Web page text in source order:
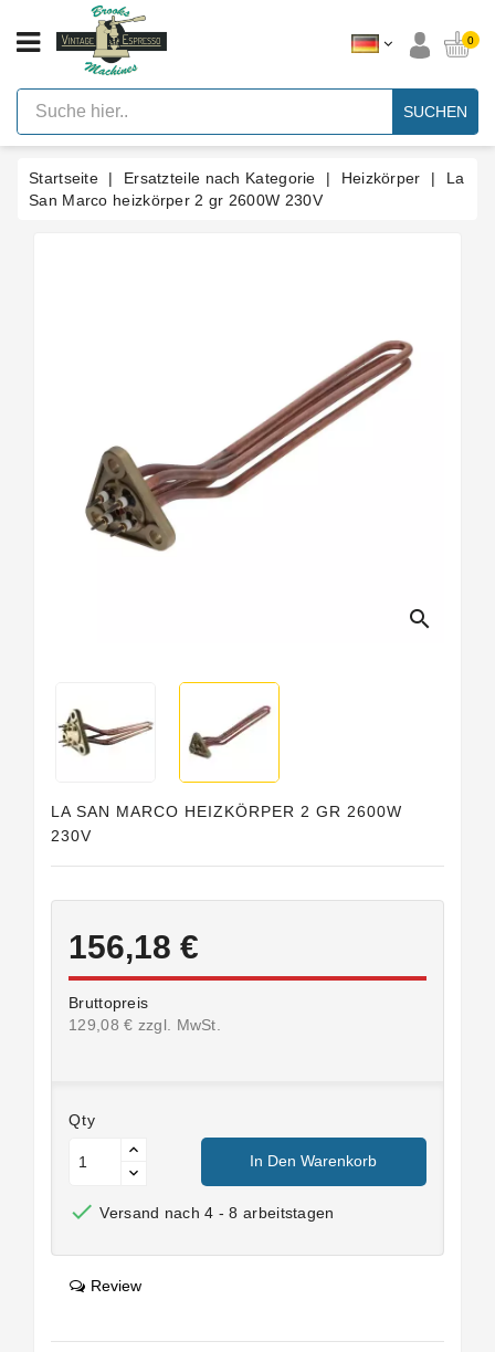
KATEGORIE
Vintage
Hebel
Espresso
Maschinen
Faema
E61
Kundenspezifische
Dichtungen
0
SUCHEN
Startseite Ersatzteile nach Kategorie Heizkörper
La
San Marco heizkörper 2 gr 2600W 230V
search
LA SAN MARCO HEIZKÖRPER 2 GR 2600W
230V
156,18 €
Bruttopreis
129,08 € zzgl. MwSt.
Qty
In Den Warenkorb
 Versand nach 4 - 8 arbeitstagen
Review